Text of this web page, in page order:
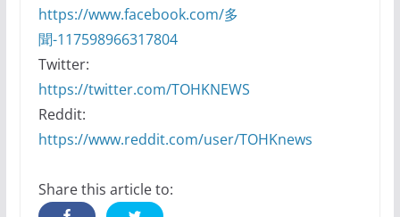
https://www.facebook.com/多
聞-117598966317804
Twitter:
https://twitter.com/TOHKNEWS
Reddit:
https://www.reddit.com/user/TOHKnews
Share this article to: